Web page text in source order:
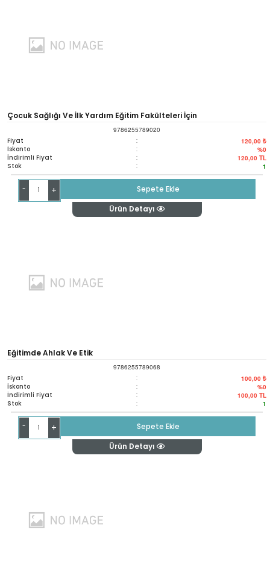
Çocuk Sağlığı Ve İlk Yardım Eğitim Fakülteleri İçin
9786255789020
Fiyat : 120,00 ₺
İskonto : %0
İndirimli Fiyat : 120,00 TL
Stok : 1
- +
Sepete Ekle
Ürün Detayı
Eğitimde Ahlak Ve Etik
9786255789068
Fiyat : 100,00 ₺
İskonto : %0
İndirimli Fiyat : 100,00 TL
Stok : 1
- +
Sepete Ekle
Ürün Detayı